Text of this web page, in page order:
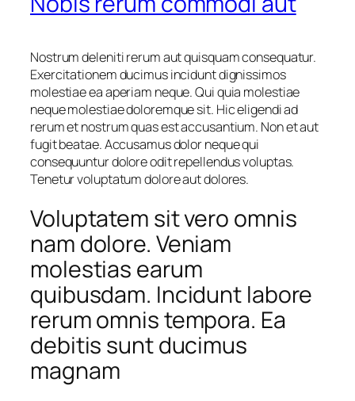
Nostrum deleniti rerum aut quisquam consequatur.
Exercitationem ducimus incidunt dignissimos
molestiae ea aperiam neque. Qui quia molestiae
neque molestiae doloremque sit. Hic eligendi ad
rerum et nostrum quas est accusantium. Non et aut
fugit beatae. Accusamus dolor neque qui
consequuntur dolore odit repellendus voluptas.
Tenetur voluptatum dolore aut dolores.
Voluptatem sit vero omnis
nam dolore. Veniam
molestias earum
quibusdam. Incidunt labore
rerum omnis tempora. Ea
debitis sunt ducimus
magnam